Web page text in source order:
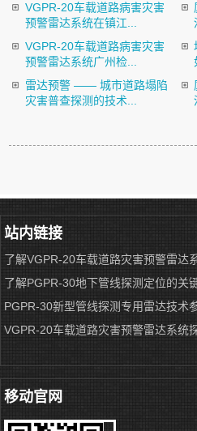
VGPR-20车载道路病害灾害
预警雷达系统在镇江...
VGPR-20车载道路病害灾害
预警雷达系统广州检...
雷达预警 —— 城市道路塌陷
灾害普查探测的技术...
站内链接
了解VGPR-20车载道路灾害预警雷达
了解PGPR-30地下管线探测定位的关
PGPR-30新型管线探测专用雷达技术
VGPR-20车载道路灾害预警雷达系统
移动官网